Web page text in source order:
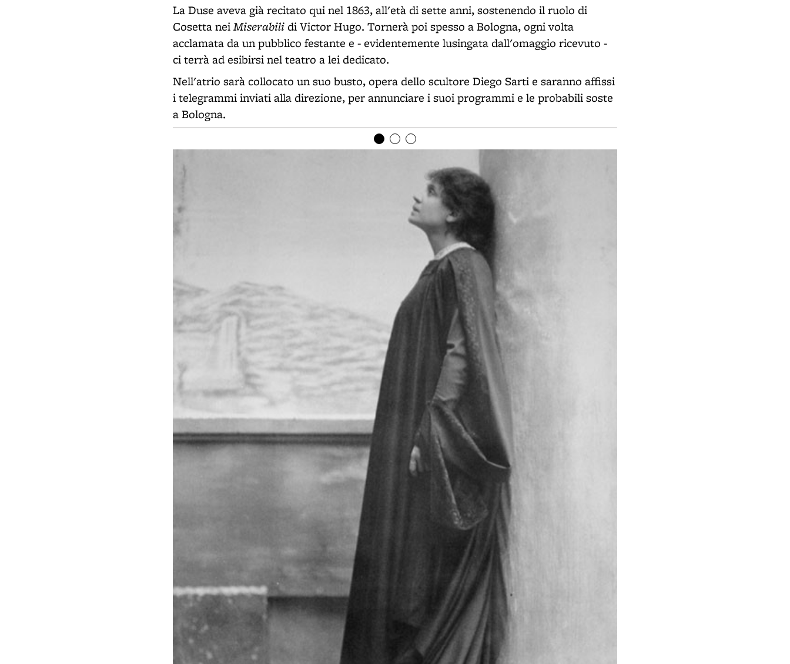
La Duse aveva già recitato qui nel 1863, all'età di sette anni, sostenendo il ruolo di
Cosetta neiMiserabili di Victor Hugo. Tornerà poi spesso a Bologna, ogni volta
acclamata da un pubblico festante e - evidentemente lusingata dall'omaggio ricevuto -
ci terrà ad esibirsi nel teatro a lei dedicato.
Nell'atrio sarà collocato un suo busto, opera dello scultore Diego Sarti e saranno affissi
i telegrammi inviati alla direzione, per annunciare i suoi programmi e le probabili soste
a Bologna.